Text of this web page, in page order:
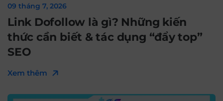
09 tháng 7, 2026
Link Dofollow là gì? Những kiến
thức cần biết & tác dụng “đẩy top”
SEO
Xem thêm